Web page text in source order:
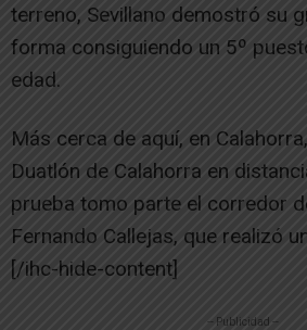
terreno, Sevillano demostró su
forma consiguiendo un 5º
edad.
Más cerca de aquí, en
Duatlón de Calahorra en
prueba tomo parte el corredor
Fernando Callejas, que realizó
[/ihc-hide-content]
-- Publicidad --